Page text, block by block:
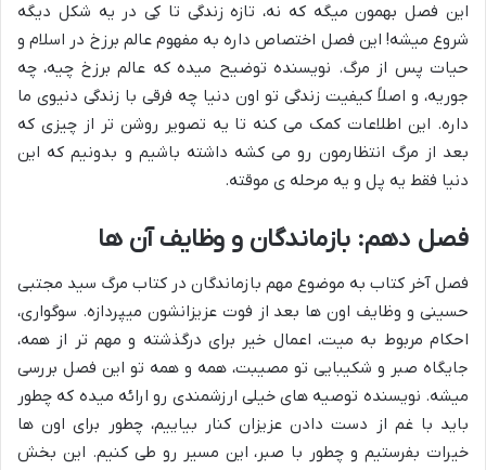
این فصل بهمون میگه که نه، تازه زندگی تا کِیدر یه شکل دیگه
شروع میشه! این فصل اختصاص داره به مفهومعالم برزخ در اسلامو
حیات پس از مرگ. نویسنده توضیح میده که عالم برزخ چیه، چه
جوریه، و اصلاً کیفیت زندگی تو اون دنیا چه فرقی با زندگی دنیوی ما
داره. این اطلاعات کمک می کنه تا یه تصویر روشن تر از چیزی که
بعد از مرگ انتظارمون رو می کشه داشته باشیم و بدونیم که این
دنیا فقط یه پل و یه مرحله ی موقته.
فصل دهم: بازماندگان و وظایف آن ها
فصل آخر کتاب به موضوع مهم بازماندگان در کتاب مرگ سید مجتبی
حسینی و وظایف اون ها بعد از فوت عزیزانشون میپردازه. سوگواری،
احکام مربوط به میت، اعمال خیر برای درگذشته و مهم تر از همه،
جایگاه صبر و شکیبایی تو مصیبت، همه و همه تو این فصل بررسی
میشه. نویسنده توصیه های خیلی ارزشمندی رو ارائه میده که چطور
باید با غم از دست دادن عزیزان کنار بیاییم، چطور برای اون ها
خیرات بفرستیم و چطور با صبر، این مسیر رو طی کنیم. این بخش